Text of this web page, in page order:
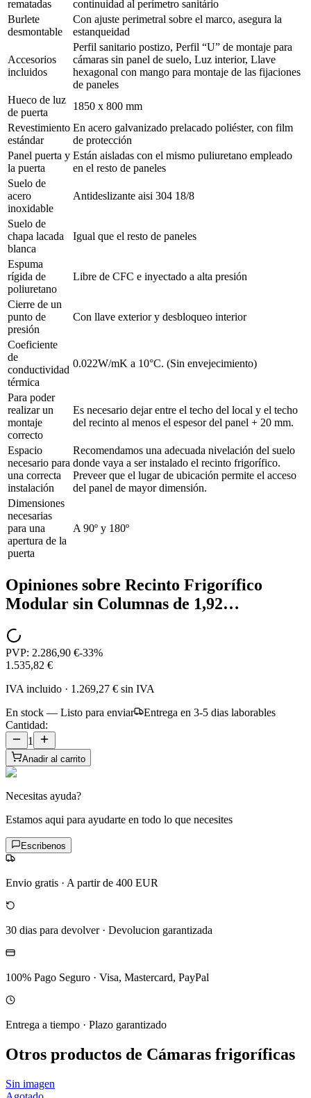
rematadas
continuidad al perímetro sanitário
Burlete
desmontable
Con ajuste perimetral sobre el marco, asegura la
estanqueidad
Accesorios
incluidos
Perfil sanitario postizo, Perfil “U” de montaje para
cámaras sin panel de suelo, Luz interior, Llave
hexagonal con mango para montaje de las fijaciones
de paneles
Hueco de luz
de puerta
1850 x 800 mm
Revestimiento
estándar
En acero galvanizado prelacado poliéster, con film
de protección
Panel puerta y
la puerta
Están aisladas con el mismo puliuretano empleado
en el resto de paneles
Suelo de
acero
inoxidable
Antideslizante aisi 304 18/8
Suelo de
chapa lacada
blanca
Igual que el resto de paneles
Espuma
rígida de
poliuretano
Libre de CFC e inyectado a alta presión
Cierre de un
punto de
presión
Con llave exterior y desbloqueo interior
Coeficiente
de
conductividad
térmica
0.022W/mK a 10°C. (Sin envejecimiento)
Para poder
realizar un
montaje
correcto
Es necesario dejar entre el techo del local y el techo
del recinto al menos el espesor del panel + 20 mm.
Espacio
necesario para
una correcta
instalación
Recomendamos una adecuada nivelación del suelo
donde vaya a ser instalado el recinto frigorífico.
Preveer que el lugar de ubicación permite el acceso
del panel de mayor dimensión.
Dimensiones
necesarias
para una
apertura de la
puerta
A 90º y 180º
Opiniones sobre Recinto Frigorífico
Modular sin Columnas de 1,92…
PVP: 2.286,90 €-33%
1.535,82 €
IVA incluido · 1.269,27 € sin IVA
En stock — Listo para enviar
Entrega en 3-5 dias laborables
Cantidad:
1
Anadir al carrito
Necesitas ayuda?
Estamos aqui para ayudarte en todo lo que necesites
Escribenos
Envio gratis · A partir de 400 EUR
30 dias para devolver· Devolucion garantizada
100% Pago Seguro · Visa, Mastercard, PayPal
Entrega a tiempo · Plazo garantizado
Otros productos de Cámaras frigoríficas
Sin imagen